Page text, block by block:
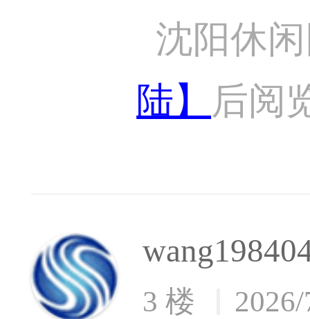
沈阳休
陆】
后阅
3 楼